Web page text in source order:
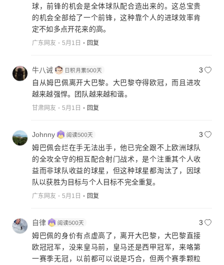
球，前锋的机会是全体球队配合造出来的。这总宝贵
的机会全部给了一个前锋，这种靠个人的进球效率肯
定不如多点开花来的高。
广东网友 5月1日 回复
牛八诫
3
自从姆巴佩离开大巴黎。大巴黎夺得欧冠，而且进攻
越来越强悍。团队越来越和谐。
甘肃网友 5月1日 回复
Johnny
3
姆巴佩会烂在手无法出手，他已完全跟不上欧洲球队
的全攻全守的相互配合射门战术，是个注重其个人收
益而非球队收益的球星，但这种球星都淘汰了，因球
队以获胜为目标与个人目标不完全重复。
广东网友 5月1日 回复
自律
3
姆巴佩的身价有点虚高了，离开大巴黎，大巴黎直接
欧冠冠军，没来皇马前，皇马还是西甲冠军，来咯第
一赛季无冠，以前都可以说是巧合，但两个赛季颗粒